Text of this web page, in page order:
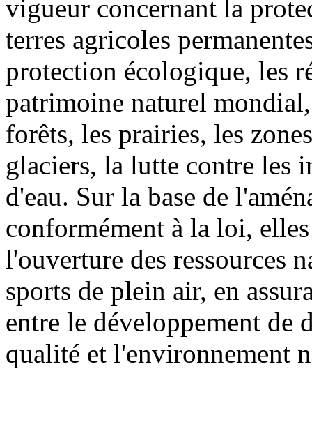
vigueur concernant la
terres agricoles
protection écologique, les
patrimoine naturel
forêts, les prairies, les
glaciers, la lutte contre les
d'eau. Sur la base de
conformément à la loi,
l'ouverture des ressources
sports de plein air, en
entre le développement de
qualité et l'environnement